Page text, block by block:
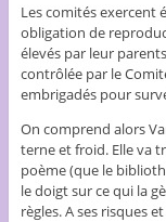
Les comités exercent
obligation de
élevés par leur
contrôlée par le
embrigadés pour
On comprend alors
terne et froid. Elle va
poème (que le
le doigt sur ce qui la
règles. A ses risques